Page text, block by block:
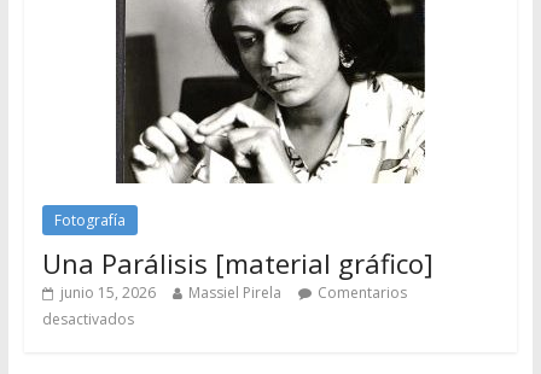
Fotografía
Una Parálisis [material gráfico]
junio 15, 2026 Massiel Pirela
Comentarios
desactivados